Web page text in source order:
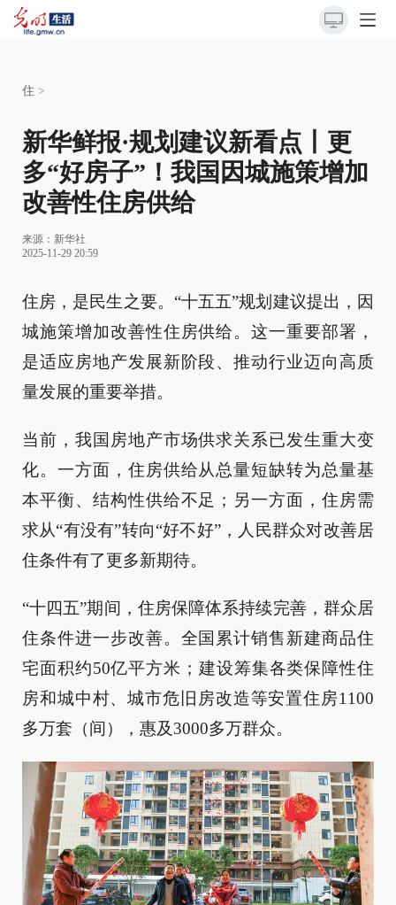
住 >
新华鲜报·规划建议新看点丨更
多“好房子”！我国因城施策增加
改善性住房供给
来源： 新华社
2025-11-29 20:59
住房，是民生之要。“十五五”规划建议提出，因
城施策增加改善性住房供给。这一重要部署，
是适应房地产发展新阶段、推动行业迈向高质
量发展的重要举措。
当前，我国房地产市场供求关系已发生重大变
化。一方面，住房供给从总量短缺转为总量基
本平衡、结构性供给不足；另一方面，住房需
求从“有没有”转向“好不好”，人民群众对改善居
住条件有了更多新期待。
“十四五”期间，住房保障体系持续完善，群众居
住条件进一步改善。全国累计销售新建商品住
宅面积约50亿平方米；建设筹集各类保障性住
房和城中村、城市危旧房改造等安置住房1100
多万套（间），惠及3000多万群众。